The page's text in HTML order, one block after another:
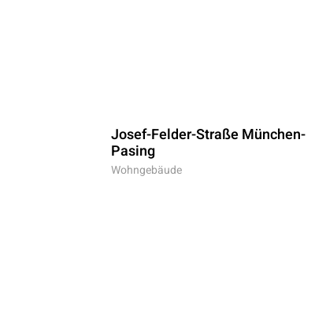
Josef-Felder-Straße München-
Pasing
Wohngebäude